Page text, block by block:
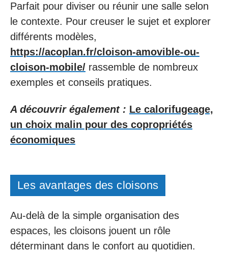
Parfait pour diviser ou réunir une salle selon
le contexte. Pour creuser le sujet et explorer
différents modèles,
https://acoplan.fr/cloison-amovible-ou-
cloison-mobile/ rassemble de nombreux
exemples et conseils pratiques.
A découvrir également : Le calorifugeage,
un choix malin pour des copropriétés
économiques
Les avantages des cloisons
Au-delà de la simple organisation des
espaces, les cloisons jouent un rôle
déterminant dans le confort au quotidien.